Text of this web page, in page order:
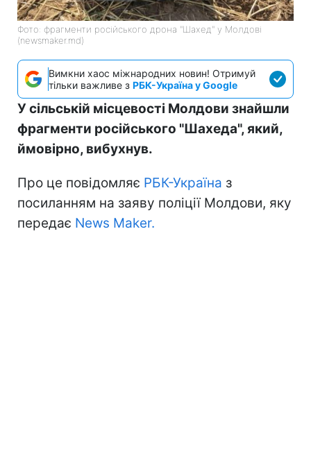
Фото: фрагменти російського дрона "Шахед" у Молдові
(newsmaker.md)
Вимкни хаос міжнародних новин! Отримуй
тільки важливе з РБК-Україна у Google
У сільській місцевості Молдови знайшли
фрагменти російського "Шахеда", який,
ймовірно, вибухнув.
Про це повідомляє РБК-Україна з
посиланням на заяву поліції Молдови, яку
передає News Maker.